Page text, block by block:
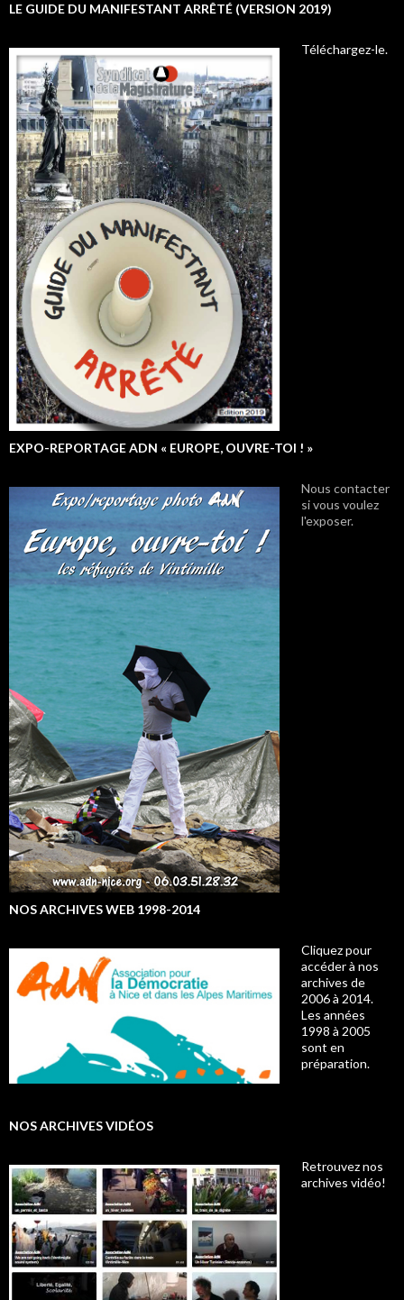
LE GUIDE DU MANIFESTANT ARRÊTÉ (VERSION 2019)
Téléchargez-le.
EXPO-REPORTAGE ADN « EUROPE, OUVRE-TOI ! »
Nous contacter
si vous voulez
l'exposer.
NOS ARCHIVES WEB 1998-2014
Cliquez pour
accéder à nos
archives de
2006 à 2014.
Les années
1998 à 2005
sont en
préparation.
NOS ARCHIVES VIDÉOS
Retrouvez nos
archives vidéo!